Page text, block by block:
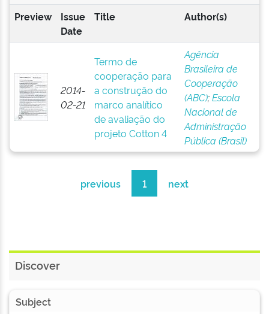
Preview
Issue
Date
Title Author(s)
2014-
02-21
Termo de
cooperação para
a construção do
marco analítico
de avaliação do
projeto Cotton 4
Agência
Brasileira de
Cooperação
(ABC);Escola
Nacional de
Administração
Pública (Brasil)
previous 1 next
Discover
Subject